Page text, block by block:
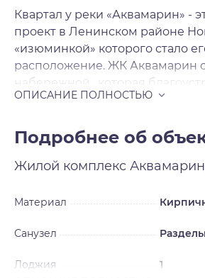
Квартал у реки «Аквамарин» -
проект в Ленинском районе
«изюминкой» которого стало
расположение. ЖК Аквамарин
набережной , которая
мере сдачи домов,
преобразование берега
микрорайона наслаждаться
природой и красивейшими
разместятся магазины, кафе,
инфраструктуры. В целом,
как данный район находится в
Подробнее об
Жилой комплекс
Материал
Санузел
Лоджия 1